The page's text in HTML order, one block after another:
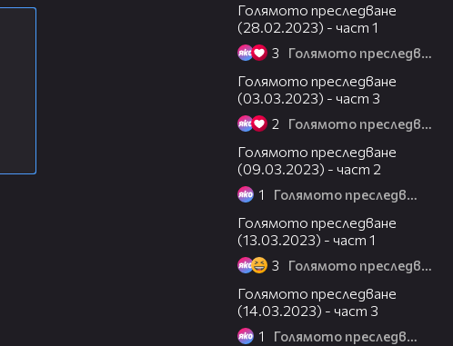
Голямото преследване
(28.02.2023) - част 1
3 Голямото преследване
Голямото преследване
(03.03.2023) - част 3
2 Голямото преследване
Голямото преследване
(09.03.2023) - част 2
1 Голямото преследване
Голямото преследване
(13.03.2023) - част 1
3 Голямото преследване
Голямото преследване
(14.03.2023) - част 3
1 Голямото преследване